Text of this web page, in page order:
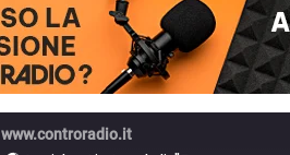
www.controradio.it